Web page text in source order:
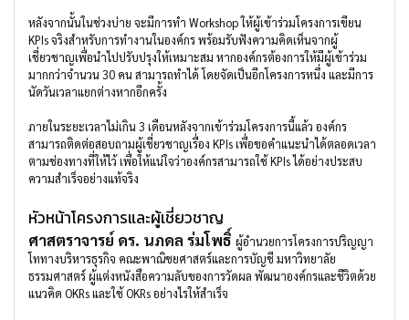
หลังจากนั้นในช่วงบ่าย จะมีการทำ Workshop ให้ผู้เข้าร่วมโครงการเขียน
KPIs จริงสำหรับการทำงานในองค์กร พร้อมรับฟังความคิดเห็นจากผู้
เชี่ยวชาญเพื่อนำไปปรับปรุงให้เหมาะสม หากองค์กรต้องการให้มีผู้เข้าร่วม
มากกว่าจำนวน 30 คน สามารถทำได้ โดยจัดเป็นอีกโครงการหนึ่ง และมีการ
นัดวันเวลาแยกต่างหากอีกครั้ง
ภายในระยะเวลาไม่เกิน 3 เดือนหลังจากเข้าร่วมโครงการนี้แล้ว องค์กร
สามารถติดต่อสอบถามผู้เชี่ยวชาญเรื่อง KPIs เพื่อขอคำแนะนำได้ตลอดเวลา
ตามช่องทางที่ให้ไว้ เพื่อให้แน่ใจว่าองค์กรสามารถใช้ KPIs ได้อย่างประสบ
ความสำเร็จอย่างแท้จริง
หัวหน้าโครงการและผู้เชี่ยวชาญ
ศาสตราจารย์ ดร. นภดล ร่มโพธิ์ ผู้อำนวยการโครงการปริญญา
โททางบริหารธุรกิจ คณะพาณิชยศาสตร์และการบัญชี มหาวิทยาลัย
ธรรมศาสตร์ ผู้แต่งหนังสือความลับของการวัดผล พัฒนาองค์กรและชีวิตด้วย
แนวคิด OKRs และใช้ OKRs อย่างไรให้สำเร็จ